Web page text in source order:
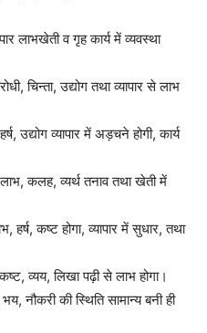
लाभखेती व गृह कार्य में व्यवस्था
चिन्ता, उद्योग तथा व्यापार से लाभ
उद्योग व्यापार में अड़चने होगी, कार्य
कलह, व्यर्थ तनाव तथा खेती में
हर्ष, कष्ट होगा, व्यापार में सुधार, तथा
व्यय, लिखा पढ़ी से लाभ होगा।
नौकरी की स्थिति सामान्य बनी ही